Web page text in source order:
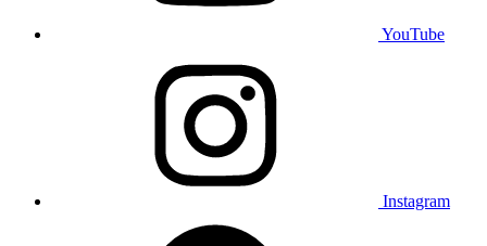
YouTube
Instagram